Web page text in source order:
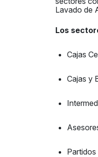
Lavado de
Los
Cajas
Cajas y